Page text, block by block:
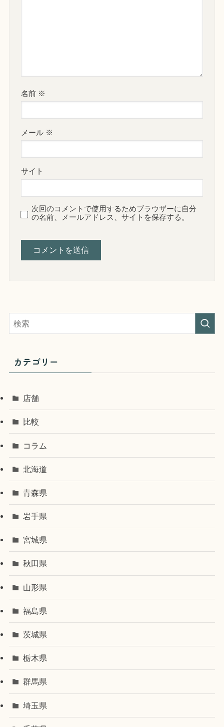
名前 ※
メール ※
サイト
次回のコメントで使用するためブラウザーに自分
の名前、メールアドレス、サイトを保存する。
カテゴリー
店舗
比較
コラム
北海道
青森県
岩手県
宮城県
秋田県
山形県
福島県
茨城県
栃木県
群馬県
埼玉県